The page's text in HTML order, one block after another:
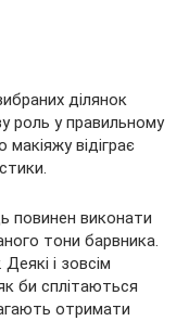
ділянок
роль у правильному
відіграє
повинен виконати
тони барвника.
і зовсім
би сплітаються
отримати